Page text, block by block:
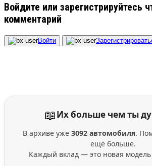
Войдите или зарегистрируйтесь
комментарий
Войти
📖Их больше чем ты
В архиве уже 3092 автомобиля.
ещё больше.
Каждый вклад — это новая модель